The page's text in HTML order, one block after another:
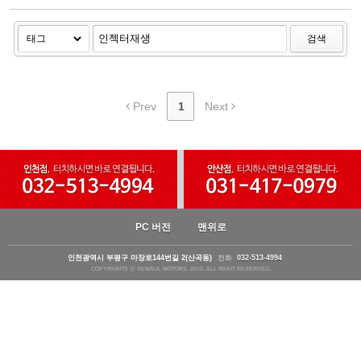
검색
Prev 1 Next
PC 버전 맨위로
인천광역시 부평구 마장로144번길 2(산곡동) 전화 032-513-4994
COPYRIGHTS ⓒ SEMAUL MOTORS. 2015. ALL RIGHT RESERVED.